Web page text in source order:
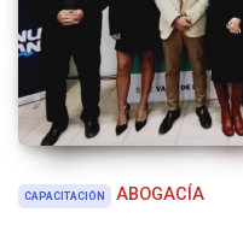
CAPACITACIÓN ABOGACÍA